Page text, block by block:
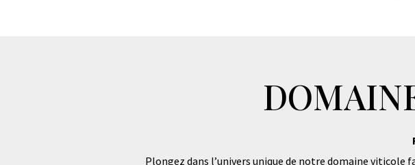
Plongez dans l’univers unique de notre domaine